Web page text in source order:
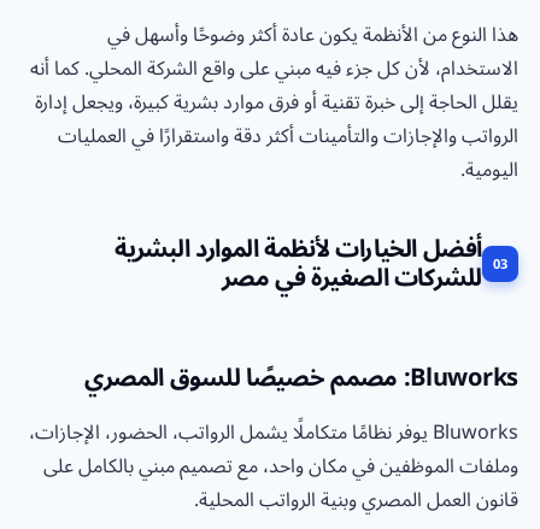
هذا النوع من الأنظمة يكون عادة أكثر وضوحًا وأسهل في
الاستخدام، لأن كل جزء فيه مبني على واقع الشركة المحلي. كما أنه
يقلل الحاجة إلى خبرة تقنية أو فرق موارد بشرية كبيرة، ويجعل إدارة
الرواتب والإجازات والتأمينات أكثر دقة واستقرارًا في العمليات
اليومية.
أفضل الخيارات لأنظمة الموارد البشرية
للشركات الصغيرة في مصر
Bluworks: مصمم خصيصًا للسوق المصري
Bluworks يوفر نظامًا متكاملًا يشمل الرواتب، الحضور، الإجازات،
وملفات الموظفين في مكان واحد، مع تصميم مبني بالكامل على
قانون العمل المصري وبنية الرواتب المحلية.